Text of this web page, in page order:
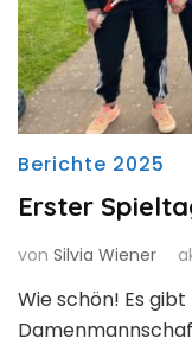
Berichte 2025
Erster
von Silvia Wiener
Wie schön! Es